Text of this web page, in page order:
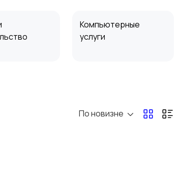
Компьютерные
услуги
По новизне